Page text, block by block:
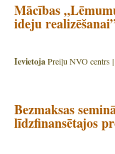
Mācības
ideju
IevietojaPreiļu NVO centrs |
Bezmaksas
līdzfinansētajos